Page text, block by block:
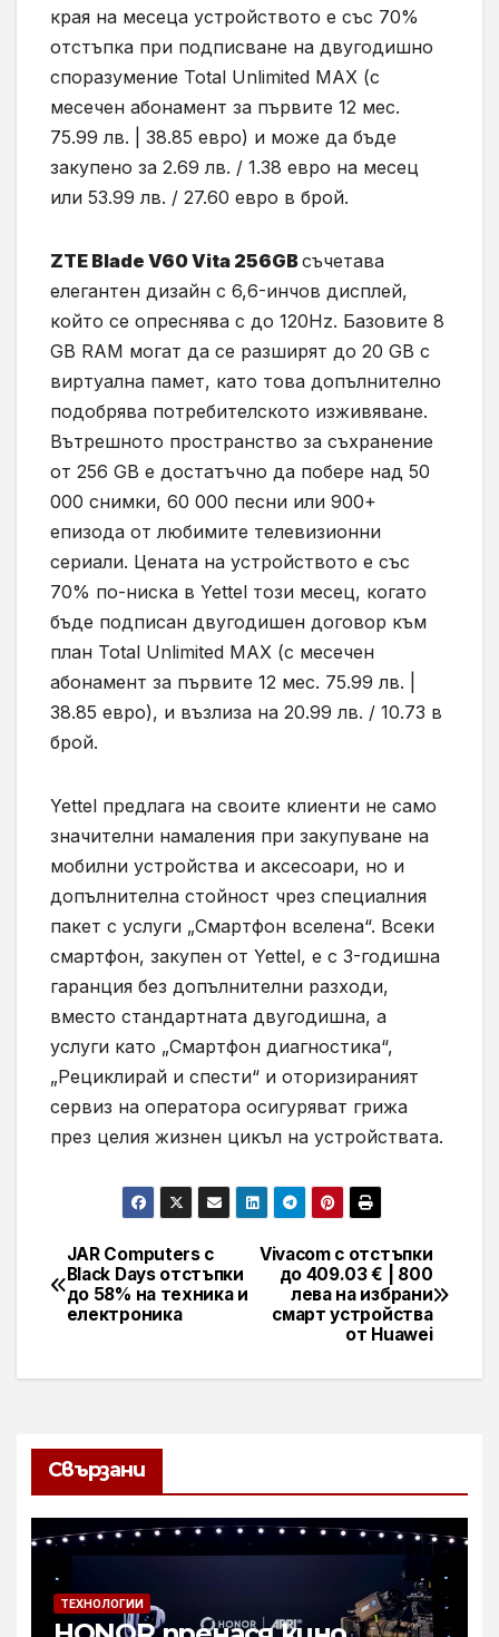
края на месеца устройството е със 70%
отстъпка при подписване на двугодишно
споразумение Total Unlimited MAX (с
месечен абонамент за първите 12 мес.
75.99 лв. | 38.85 евро) и може да бъде
закупено за 2.69 лв. / 1.38 евро на месец
или 53.99 лв. / 27.60 евро в брой.
ZTE Blade V60 Vita 256GBсъчетава
елегантен дизайн с 6,6-инчов дисплей,
който се опреснява с до 120Hz. Базовите 8
GB RAM могат да се разширят до 20 GB с
виртуална памет, като това допълнително
подобрява потребителското изживяване.
Вътрешното пространство за съхранение
от 256 GB е достатъчно да побере над 50
000 снимки, 60 000 песни или 900+
епизода от любимите телевизионни
сериали. Цената на устройството е със
70% по-ниска в Yettel този месец, когато
бъде подписан двугодишен договор към
план Total Unlimited MAX (с месечен
абонамент за първите 12 мес. 75.99 лв. |
38.85 евро), и възлиза на 20.99 лв. / 10.73 в
брой.
Yettel предлага на своите клиенти не само
значителни намаления при закупуване на
мобилни устройства и аксесоари, но и
допълнителна стойност чрез специалния
пакет с услуги „Смартфон вселена“. Всеки
смартфон, закупен от Yettel, е с 3-годишна
гаранция без допълнителни разходи,
вместо стандартната двугодишна, а
услуги като „Смартфон диагностика“,
„Рециклирай и спести“ и оторизираният
сервиз на оператора осигуряват грижа
през целия жизнен цикъл на устройствата.
Навигация
Vivacom с отстъпки
до 409.03 € | 800
лева на избрани
смарт устройства
от Huawei
JAR Computers с
Black Days отстъпки
до 58% на техника и
електроника
Свързани
ТЕХНОЛОГИИ